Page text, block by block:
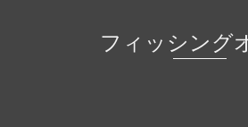
フィッシング